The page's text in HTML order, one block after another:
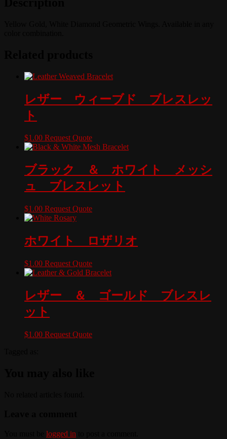
レザー ウィーブド ブレスレッ
ト
$1.00 Request Quote
ブラック ＆ ホワイト メッシ
ュ ブレスレット
$1.00 Request Quote
ホワイト ロザリオ
$1.00 Request Quote
レザー ＆ ゴールド ブレスレ
ット
$1.00 Request Quote
logged in